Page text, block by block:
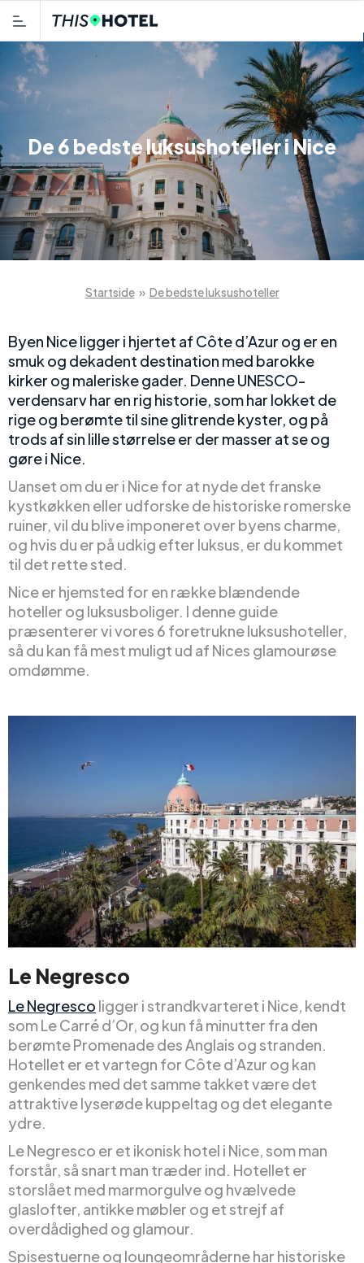
De 6 bedste luksushoteller i Nice
Startside » De bedste luksushoteller
Byen Nice ligger i hjertet af Côte d’Azur og er en
smuk og dekadent destination med barokke
kirker og maleriske gader. Denne UNESCO-
verdensarv har en rig historie, som har lokket de
rige og berømte til sine glitrende kyster, og på
trods af sin lille størrelse er der masser at se og
gøre i Nice.
Uanset om du er i Nice for at nyde det franske
kystkøkken eller udforske de historiske romerske
ruiner, vil du blive imponeret over byens charme,
og hvis du er på udkig efter luksus, er du kommet
til det rette sted.
Nice er hjemsted for en række blændende
hoteller og luksusboliger. I denne guide
præsenterer vi vores 6 foretrukne luksushoteller,
så du kan få mest muligt ud af Nices glamourøse
omdømme.
Le Negresco
Le Negresco ligger i strandkvarteret i Nice, kendt
som Le Carré d’Or, og kun få minutter fra den
berømte Promenade des Anglais og stranden.
Hotellet er et vartegn for Côte d’Azur og kan
genkendes med det samme takket være det
attraktive lyserøde kuppeltag og det elegante
ydre.
Le Negresco er et ikonisk hotel i Nice, som man
forstår, så snart man træder ind. Hotellet er
storslået med marmorgulve og hvælvede
glaslofter, antikke møbler og et strejf af
overdådighed og glamour.
Spisestuerne og loungeområderne har historiske